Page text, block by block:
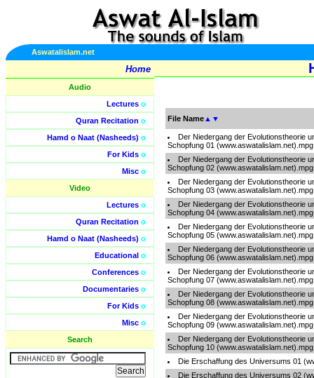
Aswatalislam.net
Home
Audio
Lectures o
Quran Recitation o
Hamd o Naat (Nasheeds) o
For Kids o
Misc o
Video
Lectures o
Quran Recitation o
Hamd o Naat (Nasheeds) o
Educational o
Conferences o
Documentaries o
For Kids o
Misc o
Search
File Name ▲ ▼
Der Niedergang der Evolutionstheorie
Schopfung 01 (www.aswatalislam.net).mpg
Der Niedergang der Evolutionstheorie
Schopfung 02 (www.aswatalislam.net).mpg
Der Niedergang der Evolutionstheorie
Schopfung 03 (www.aswatalislam.net).mpg
Der Niedergang der Evolutionstheorie
Schopfung 04 (www.aswatalislam.net).mpg
Der Niedergang der Evolutionstheorie
Schopfung 05 (www.aswatalislam.net).mpg
Der Niedergang der Evolutionstheorie
Schopfung 06 (www.aswatalislam.net).mpg
Der Niedergang der Evolutionstheorie
Schopfung 07 (www.aswatalislam.net).mpg
Der Niedergang der Evolutionstheorie
Schopfung 08 (www.aswatalislam.net).mpg
Der Niedergang der Evolutionstheorie
Schopfung 09 (www.aswatalislam.net).mpg
Der Niedergang der Evolutionstheorie
Schopfung 10 (www.aswatalislam.net).mpg
Die Erschaffung des Universums 01
Die Erschaffung des Universums 02